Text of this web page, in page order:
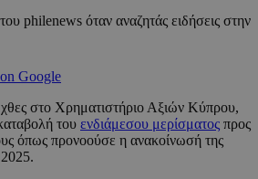
philenews όταν αναζητάς ειδήσεις στην
Google
στο Χρηματιστήριο Αξιών Κύπρου,
του ενδιάμεσου μερίσματος προς
όπως προνοούσε η ανακοίνωσή της